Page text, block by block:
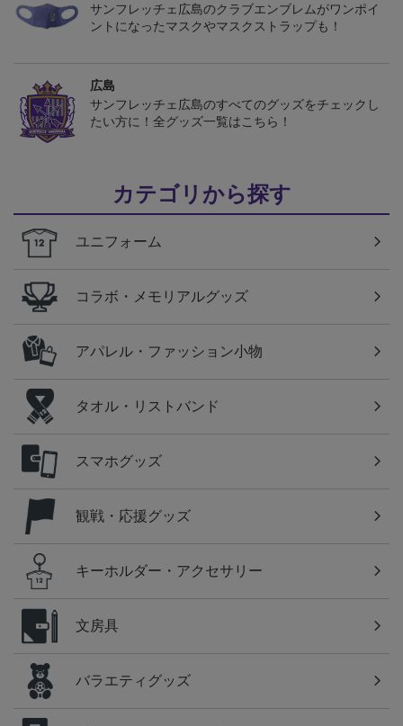
サンフレッチェ広島のクラブエンブレムがワンポイ
ントになったマスクやマスクストラップも！
広島
サンフレッチェ広島のすべてのグッズをチェックし
たい方に！全グッズ一覧はこちら！
カテゴリから探す
ユニフォーム
コラボ・メモリアルグッズ
アパレル・ファッション小物
タオル・リストバンド
スマホグッズ
観戦・応援グッズ
キーホルダー・アクセサリー
文房具
バラエティグッズ